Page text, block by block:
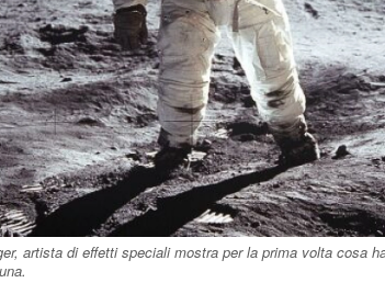
artista di effetti speciali mostra per la prima volta cosa